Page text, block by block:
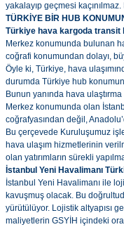
yakalayıp geçmesi
TÜRKİYE BİR HUB
Türkiye hava kargoda transit
Merkez konumunda bulunan
coğrafi konumundan dolayı,
Öyle ki, Türkiye, hava
durumda Türkiye hub
Bunun yanında hava
Merkez konumunda olan
coğrafyasından değil,
Bu çerçevede Kuruluşumuz
hava ulaşım hizmetlerinin
olan yatırımların sürekli
İstanbul Yeni Havalimanı
İstanbul Yeni Havalimanı ile
kavuşmuş olacak. Bu
yürütülüyor. Lojistik altyapısı
maliyetlerin GSYİH içindeki